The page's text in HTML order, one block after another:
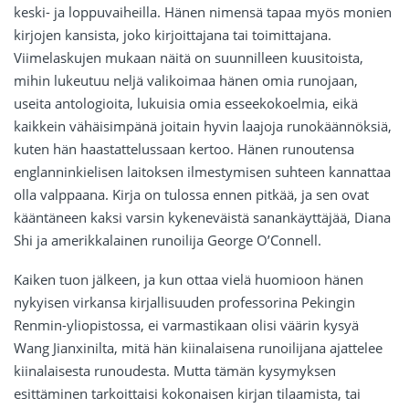
keski- ja loppuvaiheilla. Hänen nimensä tapaa myös monien
kirjojen kansista, joko kirjoittajana tai toimittajana.
Viimelaskujen mukaan näitä on suunnilleen kuusitoista,
mihin lukeutuu neljä valikoimaa hänen omia runojaan,
useita antologioita, lukuisia omia esseekokoelmia, eikä
kaikkein vähäisimpänä joitain hyvin laajoja runokäännöksiä,
kuten hän haastattelussaan kertoo. Hänen runoutensa
englanninkielisen laitoksen ilmestymisen suhteen kannattaa
olla valppaana. Kirja on tulossa ennen pitkää, ja sen ovat
kääntäneen kaksi varsin kykeneväistä sanankäyttäjää, Diana
Shi ja amerikkalainen runoilija George O’Connell.
Kaiken tuon jälkeen, ja kun ottaa vielä huomioon hänen
nykyisen virkansa kirjallisuuden professorina Pekingin
Renmin-yliopistossa, ei varmastikaan olisi väärin kysyä
Wang Jianxinilta, mitä hän kiinalaisena runoilijana ajattelee
kiinalaisesta runoudesta. Mutta tämän kysymyksen
esittäminen tarkoittaisi kokonaisen kirjan tilaamista, tai